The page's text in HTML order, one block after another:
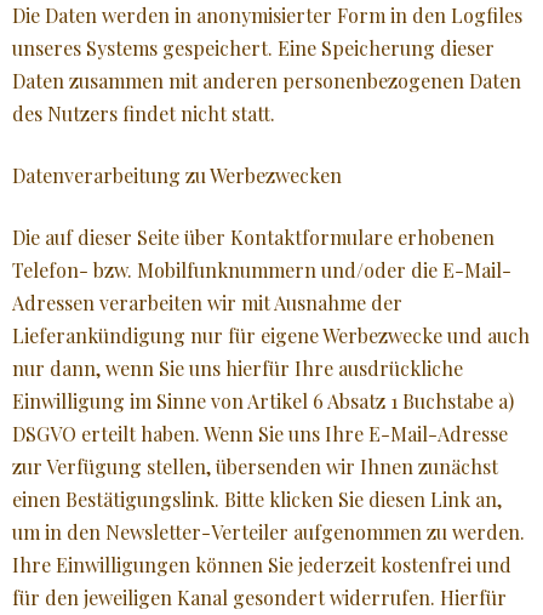
Die Daten werden in anonymisierter Form in den Logfiles
unseres Systems gespeichert. Eine Speicherung dieser
Daten zusammen mit anderen personenbezogenen Daten
des Nutzers findet nicht statt.
Datenverarbeitung zu Werbezwecken
Die auf dieser Seite über Kontaktformulare erhobenen
Telefon- bzw. Mobilfunknummern und/oder die E-Mail-
Adressen verarbeiten wir mit Ausnahme der
Lieferankündigung nur für eigene Werbezwecke und auch
nur dann, wenn Sie uns hierfür Ihre ausdrückliche
Einwilligung im Sinne von Artikel 6 Absatz 1 Buchstabe a)
DSGVO erteilt haben. Wenn Sie uns Ihre E-Mail-Adresse
zur Verfügung stellen, übersenden wir Ihnen zunächst
einen Bestätigungslink. Bitte klicken Sie diesen Link an,
um in den Newsletter-Verteiler aufgenommen zu werden.
Ihre Einwilligungen können Sie jederzeit kostenfrei und
für den jeweiligen Kanal gesondert widerrufen. Hierfür